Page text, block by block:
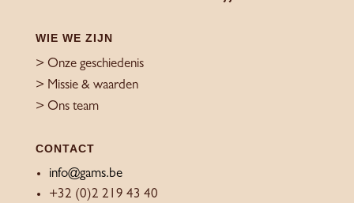
WIE WE ZIJN
> Onze geschiedenis
> Missie & waarden
> Ons team
CONTACT
info@gams.be
+32 (0)2 219 43 40